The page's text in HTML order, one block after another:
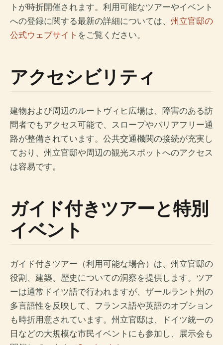
トが時折開催されます。利用可能なツアーやイベント
への登録に関する最新の詳細については、 州立官邸の
公式ウェブサイト をご覧ください。
アクセシビリティ
建物および周辺のルートヴィヒ広場は、障害のある訪
問者でもアクセス可能で、スロープやバリアフリー通
路が整備されています。公共交通機関の接続が充実し
ており、州立官邸や周辺の観光スポットへのアクセス
は容易です。
ガイド付きツアーと特別
イベント
ガイド付きツアー（利用可能な場合）は、州立官邸の
役割、建築、歴史についての洞察を提供します。ツア
ーは通常ドイツ語で行われますが、ザールラント州の
多言語性を反映して、フランス語や英語のオプション
も時折用意されています。州立官邸は、ドイツ統一の
日などの大規模な市民イベントにも参加し、展示会も